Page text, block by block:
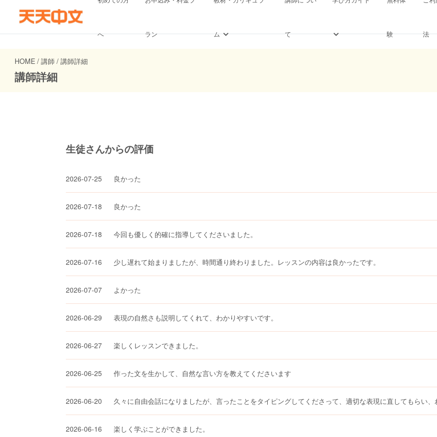
へ ラン ム て 験 法
HOME / 講師 / 講師詳細
講師詳細
生徒さんからの評価
2026-07-25 良かった
2026-07-18 良かった
2026-07-18 今回も優しく的確に指導してくださいました。
2026-07-16 少し遅れて始まりましたが、時間通り終わりました。レッスンの内容は良かったです。
2026-07-07 よかった
2026-06-29 表現の自然さも説明してくれて、わかりやすいです。
2026-06-27 楽しくレッスンできました。
2026-06-25 作った文を生かして、自然な言い方を教えてくださいます
2026-06-20 久々に自由会話になりましたが、言ったことをタイピングしてくださって、適切な表現に直してもらい、
2026-06-16 楽しく学ぶことができました。